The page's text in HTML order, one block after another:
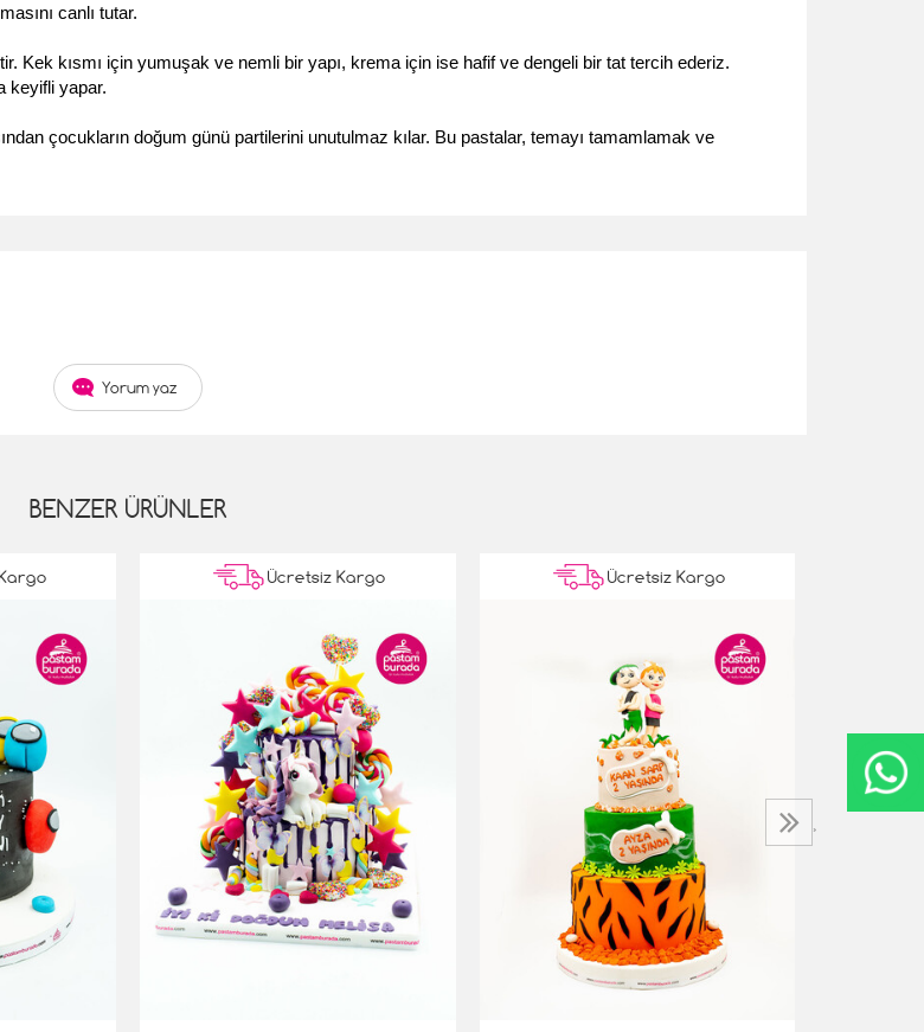
canlı tutar.
Kek kısmı için yumuşak ve nemli bir yapı, krema için ise hafif ve dengeli bir tat tercih ederiz.
keyifli yapar.
çocukların doğum günü partilerini unutulmaz kılar. Bu pastalar, temayı tamamlamak ve
Yorum yaz
BENZER ÜRÜNLER
Ücretsiz Kargo Ücretsiz Kargo
Buz Devri
›